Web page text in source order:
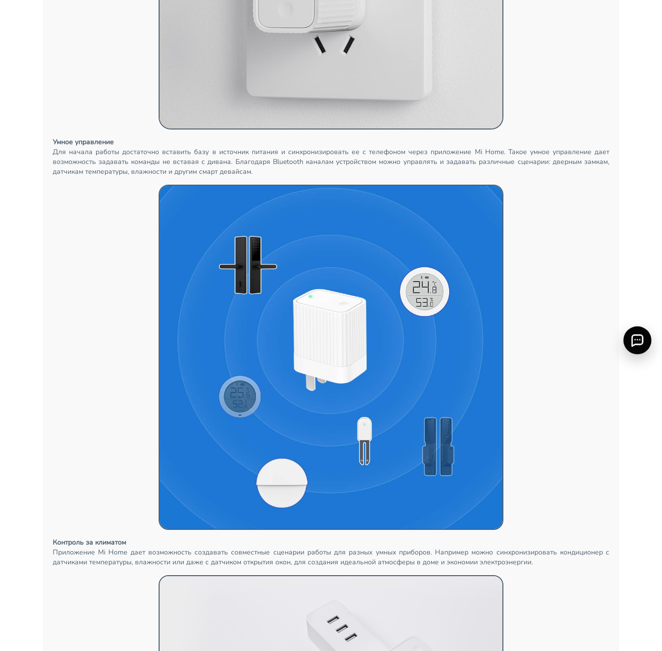
Умное управление
Для начала работы достаточно вставить базу в источник питания и синхронизировать ее с телефоном через приложение Mi Home. Такое умное управление дает
возможность задавать команды не вставая с дивана. Благодаря Bluetooth каналам устройством можно управлять и задавать различные сценарии: дверным замкам,
датчикам температуры, влажности и другим смарт девайсам.
Контроль за климатом
Приложение Mi Home дает возможность создавать совместные сценарии работы для разных умных приборов. Например можно синхронизировать кондиционер с
датчиками температуры, влажности или даже с датчиком открытия окон, для создания идеальной атмосферы в доме и экономии электроэнергии.